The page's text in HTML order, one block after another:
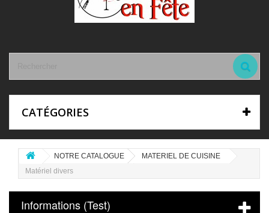
CATÉGORIES
NOTRE CATALOGUE
MATERIEL DE CUISINE
Matériel divers
Informations (Test)